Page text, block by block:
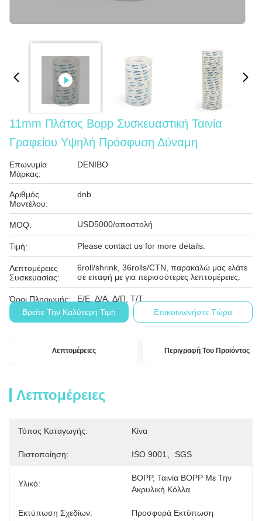
11mm Πλάτος Bopp Συσκευαστική Ταινία
Γραφείου Υψηλή Πρόσφυση Δύναμη
Επωνυμία
Μάρκας:
DENIBO
Αριθμός
Μοντέλου:
dnb
MOQ: USD5000/αποστολή
Τιμή: Please contact us for more details.
Λεπτομέρειες
Συσκευασίας:
6roll/shrink, 36rolls/CTN, παρακαλώ μας ελάτε
σε επαφή με για περισσότερες λεπτομέρειες.
Όροι Πληρωμής:
Ε/Ε, Δ/Α, Δ/Π, Τ/Τ
Βρείτε Την Καλύτερη Τιμή
Επικοινωνήστε Τώρα
Λεπτομέρειες Περιγραφή Του Προϊόντος
Λεπτομέρειες
Τόπος Καταγωγής: Κίνα
Πιστοποίηση: ISO 9001、SGS
Υλικό:
BOPP, Ταινία BOPP Με Την
Ακρυλική Κόλλα
Εκτύπωση Σχεδίων: Προσφορά Εκτύπωση